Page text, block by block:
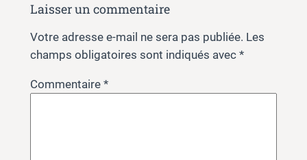
Laisser un commentaire
Votre adresse e-mail ne sera pas publiée. Les
champs obligatoires sont indiqués avec *
Commentaire *